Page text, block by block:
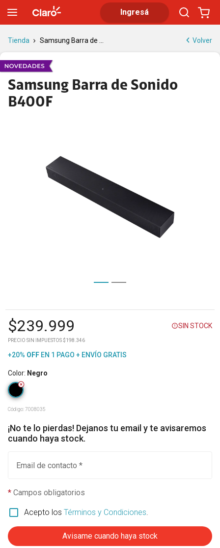
Ingresá
Tienda Samsung Barra de ... Volver
Samsung Barra de Sonido
B400F
$239.999 SIN STOCK
PRECIO SIN IMPUESTOS $198.346
+20% OFF EN 1 PAGO + ENVÍO GRATIS
Color: Negro
Código:7008035
¡No te lo pierdas! Dejanos tu email y te avisaremos
cuando haya stock.
Email de contacto *
* Campos obligatorios
Acepto los Términos y Condiciones.
Avisame cuando haya stock
Barra de sonido Samsung B400F | Claro